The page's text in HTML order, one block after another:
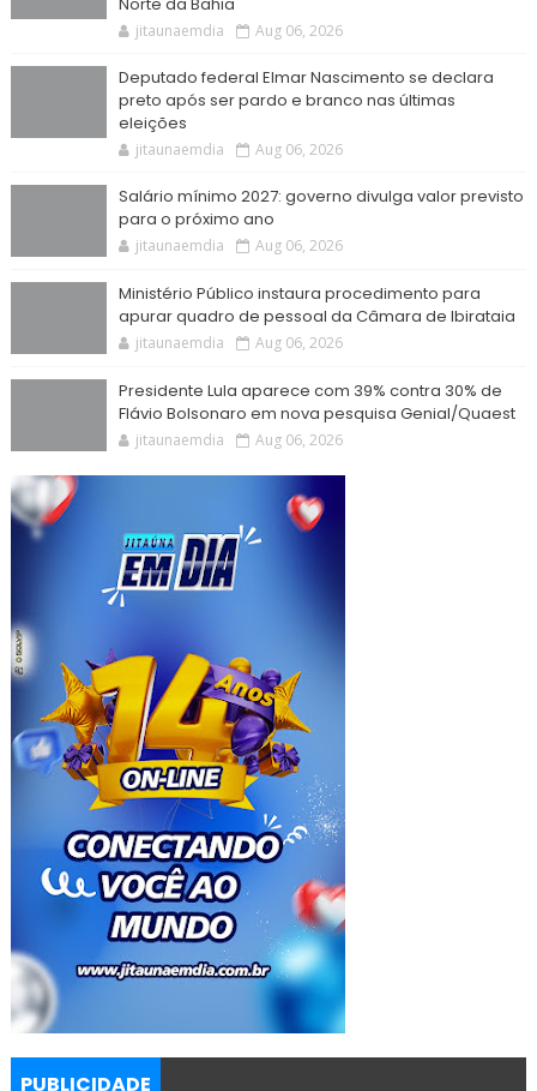
jitaunaemdia Aug 06, 2026
Deputado federal Elmar Nascimento se declara
preto após ser pardo e branco nas últimas
eleições
jitaunaemdia Aug 06, 2026
Salário mínimo 2027: governo divulga valor previsto
para o próximo ano
jitaunaemdia Aug 06, 2026
Ministério Público instaura procedimento para
apurar quadro de pessoal da Câmara de Ibirataia
jitaunaemdia Aug 06, 2026
Presidente Lula aparece com 39% contra 30% de
Flávio Bolsonaro em nova pesquisa Genial/Quaest
jitaunaemdia Aug 06, 2026
PUBLICIDADE